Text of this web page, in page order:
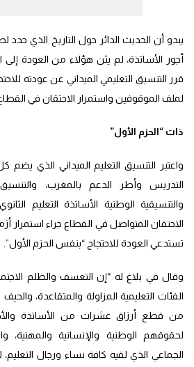
يبدو أن الحديث الدائر حول التاريخ الذي
أجور الأساتذة، لم يثن هؤلاء من العودة إلى
قرر التنسيق التعليمي الميداني عن عودته
لملف الموقوفين واستمرار الاحتقان في
ذات “الحزم الأول”
واعتبر التنسيق التعليم الميداني الذي يضم
التدريس وأطر الدعم بالمغرب،
والتنسيقية الوطنية الأساتذة التعليم
الاحتقان المتواصل في القطاع جراء استمرار
تستدعي العودة للاحتجاج “بنفس الحزم الأول”.
وقال في بلاغ له “إن التعسف والظلم
الفئات التعليمية المزاولة والمتقاعدة،
من قطع أرزاق عشرات من الأساتذة
لحقوقهم الوطنية والإنسانية
الجماعي الذي لقيه كافة نساء ورجال